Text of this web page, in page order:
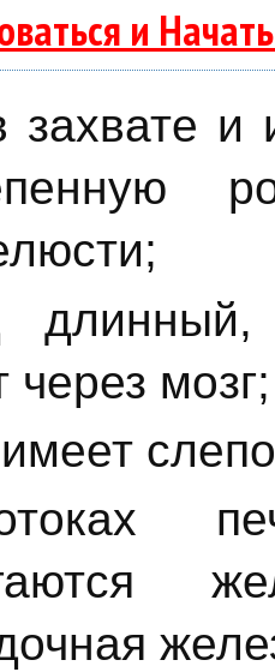
и
захвате и
через мозг;